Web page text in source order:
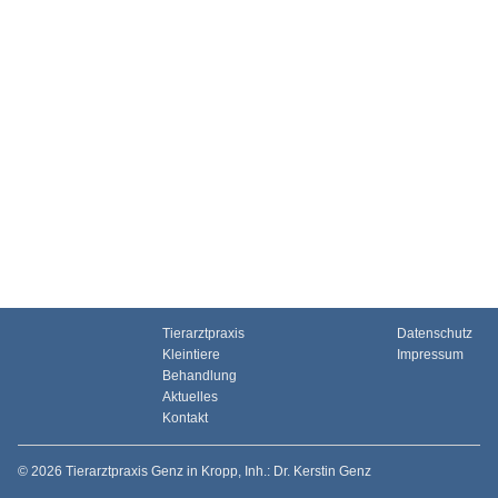
Tierarztpraxis
Kleintiere
Behandlung
Aktuelles
Kontakt
Datenschutz
Impressum
© 2026 Tierarztpraxis Genz in Kropp, Inh.: Dr. Kerstin Genz